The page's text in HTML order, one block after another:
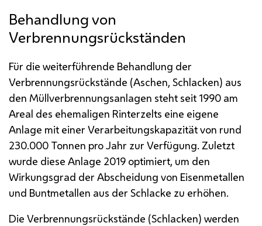
Behandlung von
Verbrennungsrückständen
Für die weiterführende Behandlung der
Verbrennungsrückstände (Aschen, Schlacken) aus
den Müllverbrennungsanlagen steht seit 1990 am
Areal des ehemaligen Rinterzelts eine eigene
Anlage mit einer Verarbeitungskapazität von rund
230.000 Tonnen pro Jahr zur Verfügung. Zuletzt
wurde diese Anlage 2019 optimiert, um den
Wirkungsgrad der Abscheidung von Eisenmetallen
und Buntmetallen aus der Schlacke zu erhöhen.
Die Verbrennungsrückstände (Schlacken) werden